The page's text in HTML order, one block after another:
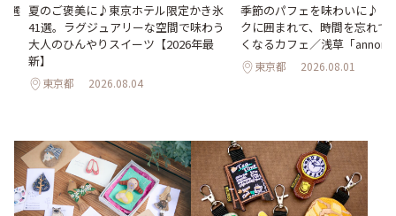
選 夏のご褒美に♪東京ホテル限定かき氷
41選。ラグジュアリーな空間で味わう
大人のひんやりスイーツ【2026年最
新】
東京都 2026.08.04
季節のパフェを味わいに♪ ア
クに囲まれて、時間を忘れて
くなるカフェ／浅草「
東京都 2026.08.01